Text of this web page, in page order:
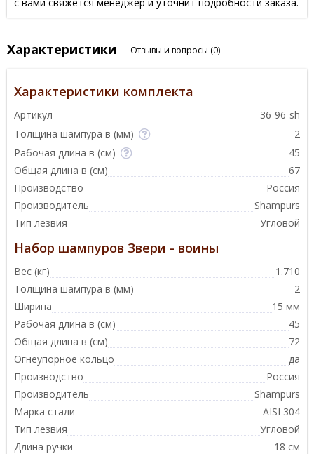
Характеристики Отзывы и вопросы (0)
Характеристики комплекта
Артикул
36-96-sh
Толщина шампура в (мм)
2
Рабочая длина в (см)
45
Общая длина в (см)
67
Производство
Россия
Производитель
Shampurs
Тип лезвия
Угловой
Набор шампуров Звери - воины
Вес (кг)
1.710
Толщина шампура в (мм)
2
Ширина
15 мм
Рабочая длина в (см)
45
Общая длина в (см)
72
Огнеупорное кольцо
да
Производство
Россия
Производитель
Shampurs
Марка стали
AISI 304
Тип лезвия
Угловой
Длина ручки
18 см